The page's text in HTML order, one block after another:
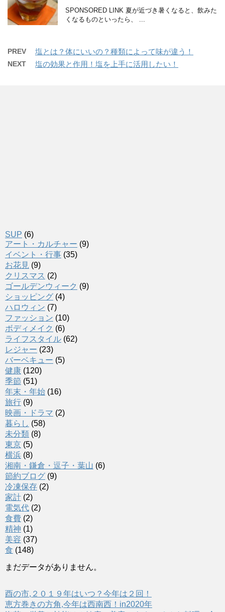
SPONSORED LINK 夏が近づき暑くなると、飲みた
くなるものといったら、 ...
PREV 塩とは？体にいいの？種類によって味が違う！
NEXT 塩の効果と作用！塩を上手に活用したい！
SUP (6)
アート・カルチャー (9)
イベント・行事 (35)
お花見 (9)
クリスマス (2)
ゴールデンウィーク (9)
ショッピング (4)
ハロウィン (7)
ファッション (10)
ボディメイク (6)
ライフスタイル (62)
レジャー (23)
バーベキュー (5)
健康 (120)
季節 (51)
年末・年始 (16)
旅行 (9)
映画・ドラマ (2)
暮らし (58)
未分類 (8)
東京 (5)
横浜 (8)
湘南・鎌倉・逗子・葉山 (6)
節約ブログ (9)
冷凍保存 (2)
家計 (2)
電気代 (2)
食費 (2)
精神 (1)
美容 (37)
食 (148)
まだデータがありません。
酉の市,２０１９年はいつ？今年は２回！
恵方巻きの方角,今年は西南西！in2020年